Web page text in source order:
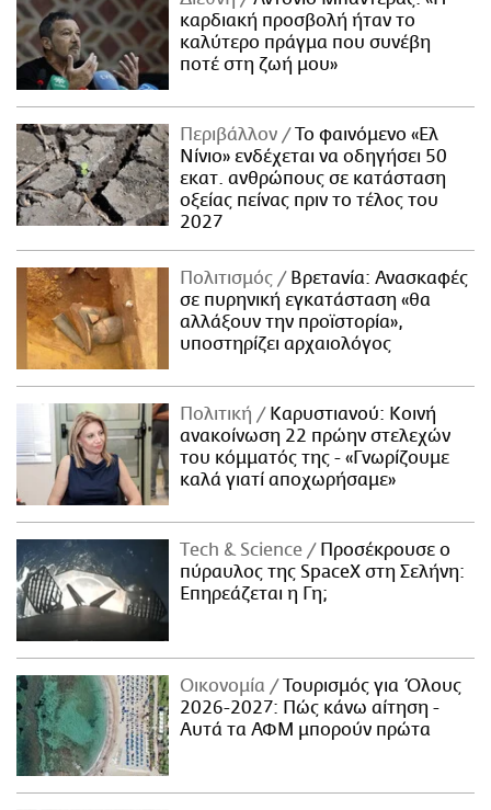
καρδιακή προσβολή ήταν το
καλύτερο πράγμα που συνέβη
ποτέ στη ζωή μου»
Περιβάλλον
Το φαινόμενο «Ελ
Νίνιο» ενδέχεται να οδηγήσει 50
εκατ. ανθρώπους σε κατάσταση
οξείας πείνας πριν το τέλος του
2027
Πολιτισμός
Βρετανία: Ανασκαφές
σε πυρηνική εγκατάσταση «θα
αλλάξουν την προϊστορία»,
υποστηρίζει αρχαιολόγος
Πολιτική
Καρυστιανού: Κοινή
ανακοίνωση 22 πρώην στελεχών
του κόμματός της - «Γνωρίζουμε
καλά γιατί αποχωρήσαμε»
Τech & Science
Προσέκρουσε ο
πύραυλος της SpaceX στη Σελήνη:
Επηρεάζεται η Γη;
Οικονομία
Τουρισμός για Όλους
2026-2027: Πώς κάνω αίτηση -
Αυτά τα ΑΦΜ μπορούν πρώτα